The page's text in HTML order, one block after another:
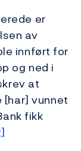
er
av
innført for
og ned i
at
[har] vunnet
fikk